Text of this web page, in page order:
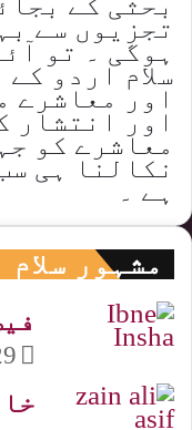
تجزیوں سے
ہوگی ۔ تو
سلام اردو
اور معاشرے
اور انتشار
معاشرے کو
نکالنا ہی
ہے ۔
مشہور سلام
29